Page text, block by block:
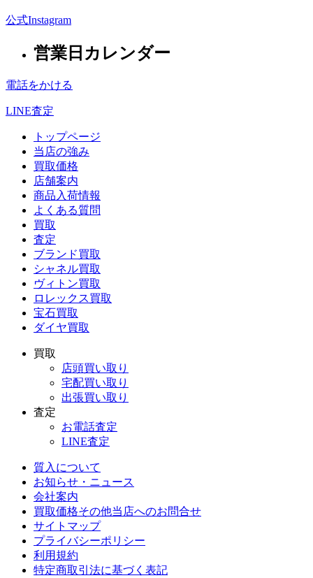
公式Instagram
営業日カレンダー
電話をかける
LINE査定
トップページ
当店の強み
買取価格
店舗案内
商品入荷情報
よくある質問
買取
査定
ブランド買取
シャネル買取
ヴィトン買取
ロレックス買取
宝石買取
ダイヤ買取
買取
店頭買い取り
宅配買い取り
出張買い取り
査定
お電話査定
LINE査定
質入について
お知らせ・ニュース
会社案内
買取価格その他当店へのお問合せ
サイトマップ
プライバシーポリシー
利用規約
特定商取引法に基づく表記